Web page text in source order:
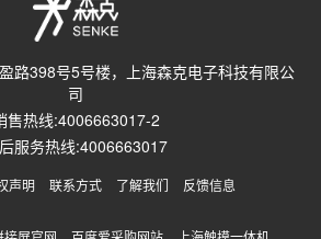
路398号5号楼，上海森克电子科技有限公
司
售热线:4006663017-2
服务热线:4006663017
声明 联系方式 了解我们 反馈信息